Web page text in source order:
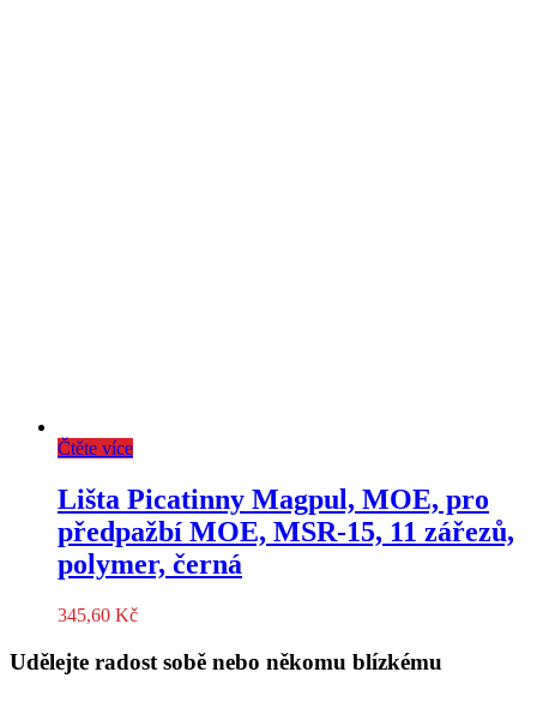
Čtěte více
Lišta Picatinny Magpul, MOE, pro
předpažbí MOE, MSR-15, 11 zářezů,
polymer, černá
345,60 Kč
Udělejte radost sobě nebo někomu blízkému